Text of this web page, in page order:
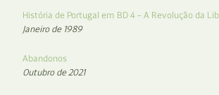
História de Portugal em BD 4 – A Revolução da
Janeiro de 1989
Abandonos
Outubro de 2021